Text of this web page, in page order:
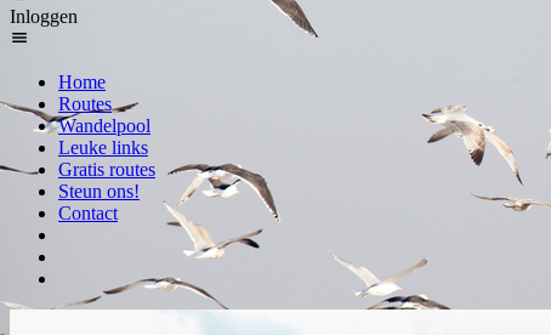
Inloggen
Home
Routes
Wandelpool
Leuke links
Gratis routes
Steun ons!
Contact